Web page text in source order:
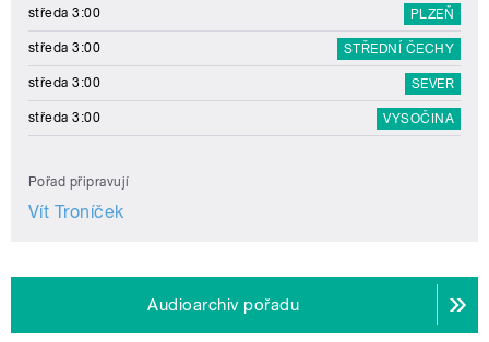
středa 3:00 PLZEŇ
středa 3:00 STŘEDNÍ ČECHY
středa 3:00 SEVER
středa 3:00 VYSOČINA
Pořad připravují
Vít Troníček
Audioarchiv pořadu